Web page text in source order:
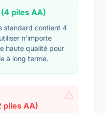
piles AA)
standard contient 4
n'importe
haute qualité pour
à long terme.
piles AA)